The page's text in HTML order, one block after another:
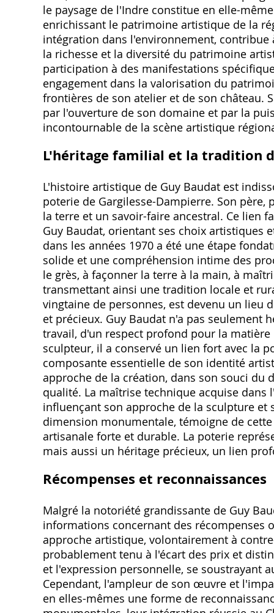
le paysage de l'Indre constitue en elle-
enrichissant le patrimoine artistique de la
intégration dans l'environnement,
la richesse et la diversité du patrimoine
participation à des manifestations
engagement dans la valorisation du
frontières de son atelier et de son château.
par l'ouverture de son domaine et par la
incontournable de la scène artistique
L'héritage familial et la tradition
L'histoire artistique de Guy Baudat est
poterie de Gargilesse-Dampierre. Son
la terre et un savoir-faire ancestral. Ce lien
Guy Baudat, orientant ses choix artistiques
dans les années 1970 a été une étape
solide et une compréhension intime des
le grès, à façonner la terre à la main, à
transmettant ainsi une tradition locale et
vingtaine de personnes, est devenu un lieu
et précieux. Guy Baudat n'a pas seulement
travail, d'un respect profond pour la
sculpteur, il a conservé un lien fort avec la
composante essentielle de son identité
approche de la création, dans son souci du
qualité. La maîtrise technique acquise
influençant son approche de la sculpture
dimension monumentale, témoigne de
artisanale forte et durable. La poterie
mais aussi un héritage précieux, un lien
Récompenses et reconnaissances
Malgré la notoriété grandissante de Guy
informations concernant des récompenses
approche artistique, volontairement à
probablement tenu à l'écart des prix et
et l'expression personnelle, se soustrayant
Cependant, l'ampleur de son œuvre et
en elles-mêmes une forme de